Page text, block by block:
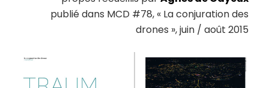
publié dans MCD #78, « La conjuration des
drones », juin / août 2015